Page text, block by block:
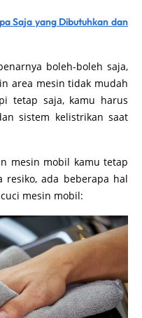
Saja yang Dibutuhkan dan
boleh-boleh saja,
area mesin tidak mudah
tetap saja, kamu harus
sistem kelistrikan saat
mesin mobil kamu tetap
ada beberapa hal
mesin mobil: